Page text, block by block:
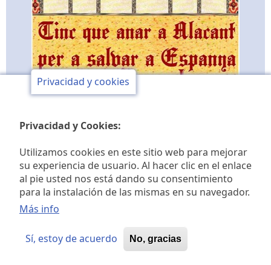
Club de opinión y de
estudios históricos Jaime I
© 2026 Club de opinión Jaime I, All rights reserved.
Privacidad y cookies
Privacidad y Cookies:
Utilizamos cookies en este sitio web para mejorar
su experiencia de usuario. Al hacer clic en el enlace
al pie usted nos está dando su consentimiento
para la instalación de las mismas en su navegador.
Más info
Sí, estoy de acuerdo No, gracias